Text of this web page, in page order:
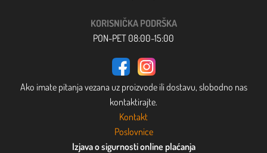
KORISNIČKA PODRŠKA
PON-PET 08:00-15:00
Ako imate pitanja vezana uz proizvode ili dostavu, slobodno nas
kontaktirajte.
Kontakt
Poslovnice
Izjava o sigurnosti online plaćanja